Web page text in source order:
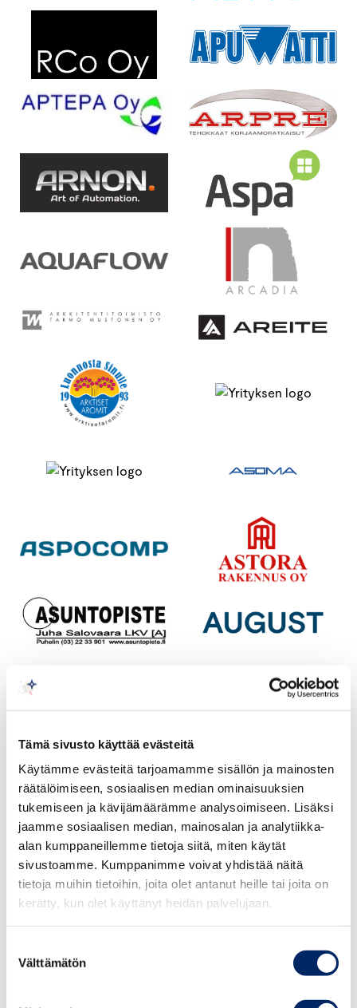
Tämä sivusto käyttää evästeitä
Käytämme evästeitä tarjoamamme sisällön ja mainosten
räätälöimiseen, sosiaalisen median ominaisuuksien
tukemiseen ja kävijämäärämme analysoimiseen. Lisäksi
jaamme sosiaalisen median, mainosalan ja analytiikka-
alan kumppaneillemme tietoja siitä, miten käytät
sivustoamme. Kumppanimme voivat yhdistää näitä
tietoja muihin tietoihin, joita olet antanut heille tai joita on
kerätty, kun olet käyttänyt heidän palvelujaan.
valinta
Välttämätön